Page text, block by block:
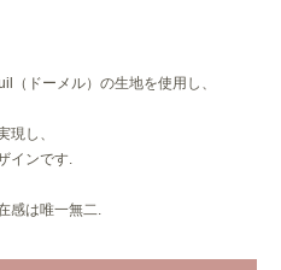
（ドーメル）の生地を使用し、
現し、
インです.
感は唯一無二.